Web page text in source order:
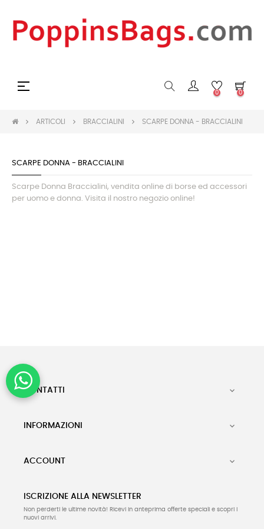
navigazione
☰
0 0
ARTICOLI BRACCIALINI SCARPE DONNA - BRACCIALINI
SCARPE DONNA - BRACCIALINI
Scarpe Donna Braccialini, vendita online di borse ed accessori
per uomo e donna. Visita il nostro negozio online!
CONTATTI 
INFORMAZIONI 
ACCOUNT 
ISCRIZIONE ALLA NEWSLETTER
Non perderti le ultime novità! Ricevi in anteprima offerte speciali e scopri i
nuovi arrivi.